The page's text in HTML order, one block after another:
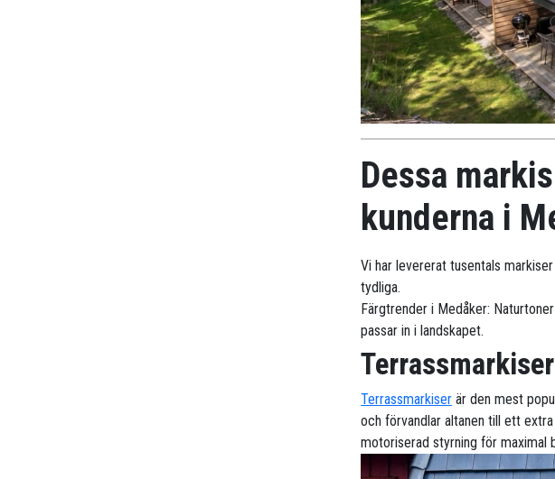
Dessa
kunderna i
Vi har levererat tusentals
tydliga.
Färgtrender i Medåker:
passar in i landskapet.
Terrassmarkiser
Terrassmarkiser är den mest
och förvandlar altanen till ett
motoriserad styrning för maximal